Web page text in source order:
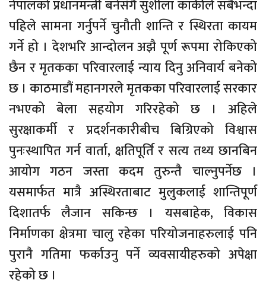
नेपालको प्रधानमन्त्री बनेसँगै सुशीला कार्कीले सबैभन्दा
पहिले सामना गर्नुपर्ने चुनौती शान्ति र स्थिरता कायम
गर्ने हो । देशभरि आन्दोलन अझै पूर्ण रूपमा रोकिएको
छैन र मृतकका परिवारलाई न्याय दिनु अनिवार्य बनेको
छ । काठमाडौं महानगरले मृतकका परिवारलाई सरकार
नभएको बेला सहयोग गरिरहेको छ । अहिले
सुरक्षाकर्मी र प्रदर्शनकारीबीच बिग्रिएको विश्वास
पुनःस्थापित गर्न वार्ता, क्षतिपूर्ति र सत्य तथ्य छानबिन
आयोग गठन जस्ता कदम तुरुन्तै चाल्नुपर्नेछ ।
यसमार्फत मात्रै अस्थिरताबाट मुलुकलाई शान्तिपूर्ण
दिशातर्फ लैजान सकिन्छ । यसबाहेक, विकास
निर्माणका क्षेत्रमा चालु रहेका परियोजनाहरुलाई पनि
पुरानै गतिमा फर्काउनु पर्ने व्यवसायीहरुको अपेक्षा
रहेको छ ।